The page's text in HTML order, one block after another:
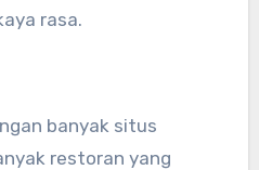
rasa.
banyak situs
restoran yang